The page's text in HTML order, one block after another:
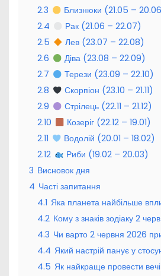
2.3
Близнюки (21.05 –
2.4
Рак (21.06 – 22.07)
2.5
Лев (23.07 – 22.08)
2.6
Діва (23.08 – 22.09)
2.7
Терези (23.09 – 22.10)
2.8
Скорпіон (23.10 – 21.11)
2.9
Стрілець (22.11 – 21.12)
2.10
Козеріг (22.12 – 19.01)
2.11
Водолій (20.01 – 18.02)
2.12
Риби (19.02 – 20.03)
3 Висновок дня
4 Часті запитання
4.1 Яка планета найбільше
4.2 Кому з знаків зодіаку 2
4.3 Чи варто 2 червня 2026
4.4 Який настрій панує у
4.5 Як найкраще провести